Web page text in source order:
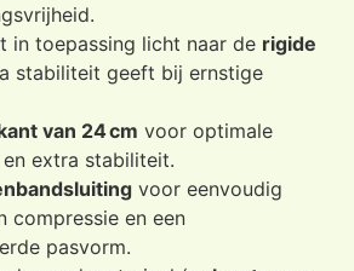
in toepassing licht naar de rigide
stabiliteit geeft bij ernstige
van 24 cm voor optimale
extra stabiliteit.
voor eenvoudig
compressie en een
pasvorm.